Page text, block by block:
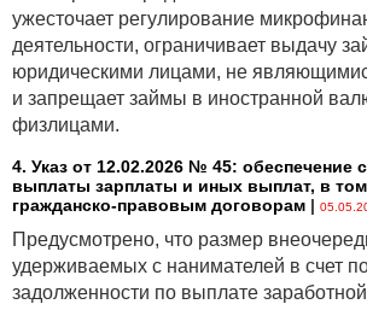
ужесточает регулирование
деятельности, ограничивает выдачу
юридическими лицами, не
и запрещает займы в иностранной
физлицами.
4. Указ от 12.02.2026 № 45: обеспечение
выплаты зарплаты и иных выплат, в
гражданско-правовым договорам |
Предусмотрено, что размер
удерживаемых с нанимателей в счет
задолженности по выплате